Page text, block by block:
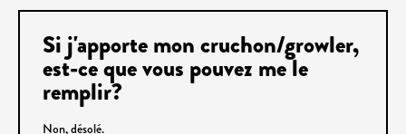
Si j'apporte mon cruchon/growler,
est-ce que vous pouvez me le
remplir?
Non, désolé.